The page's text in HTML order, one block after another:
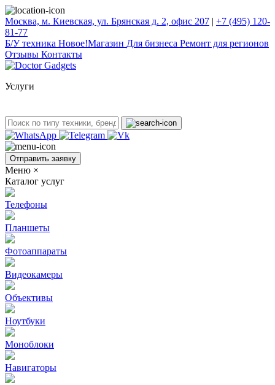
Москва, м. Киевская, ул. Брянская д. 2, офис 207 | +7 (495) 120-
81-77
Б/У техникa Новое!Магазин Для бизнеса Ремонт для регионов
Отзывы Контакты
Услуги
Отправить заявку
Меню ×
Каталог услуг
Телефоны
Планшеты
Фотоаппараты
Видеокамеры
Объективы
Ноутбуки
Моноблоки
Навигаторы